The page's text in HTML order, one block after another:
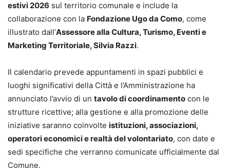
estivi 2026 sul territorio comunale e include la
collaborazione con la Fondazione Ugo da Como, come
illustrato dall’Assessore alla Cultura, Turismo, Eventi e
Marketing Territoriale, Silvia Razzi.
Il calendario prevede appuntamenti in spazi pubblici e
luoghi significativi della Città e l’Amministrazione ha
annunciato l’avvio di un tavolo di coordinamento con le
strutture ricettive; alla gestione e alla promozione delle
iniziative saranno coinvolte istituzioni, associazioni,
operatori economici e realtà del volontariato, con date e
sedi specifiche che verranno comunicate ufficialmente dal
Comune.